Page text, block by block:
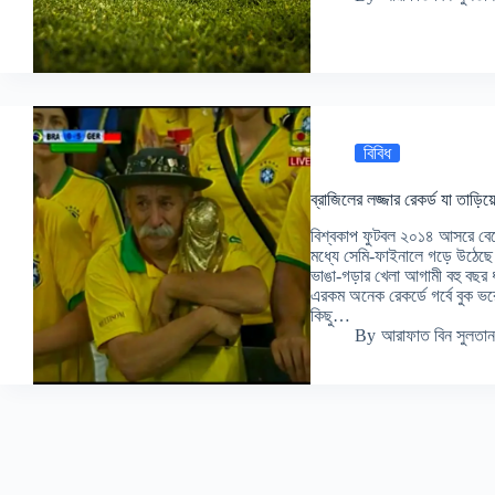
বিবিধ
ব্রাজিলের লজ্জার রেকর্ড যা
বিশ্বকাপ ফুটবল ২০১৪ আসরে
মধ্যে সেমি-ফাইনালে গড়ে
ভাঙা-গড়ার খেলা আগামী বহু
এরকম অনেক রেকর্ডে গর্বে বুক
কিছু…
By আরাফাত বিন সুলতান